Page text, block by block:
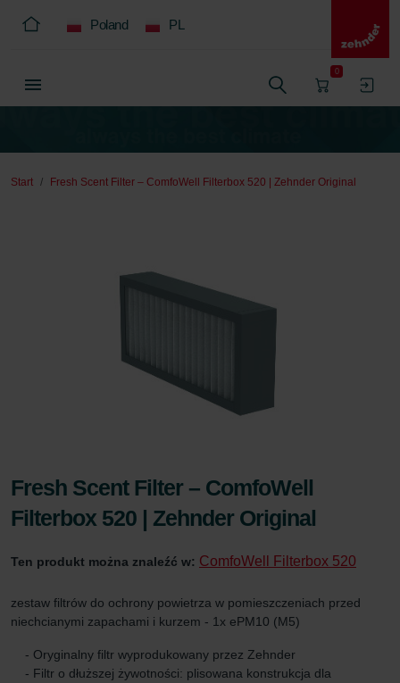
Poland PL
0
Start Fresh Scent Filter – ComfoWell Filterbox 520 | Zehnder Original
Fresh Scent Filter – ComfoWell
Filterbox 520 | Zehnder Original
Ten produkt można znaleźć w: ComfoWell Filterbox 520
zestaw filtrów do ochrony powietrza w pomieszczeniach przed
niechcianymi zapachami i kurzem - 1x ePM10 (M5)
- Oryginalny filtr wyprodukowany przez Zehnder
- Filtr o dłuższej żywotności: plisowana konstrukcja dla